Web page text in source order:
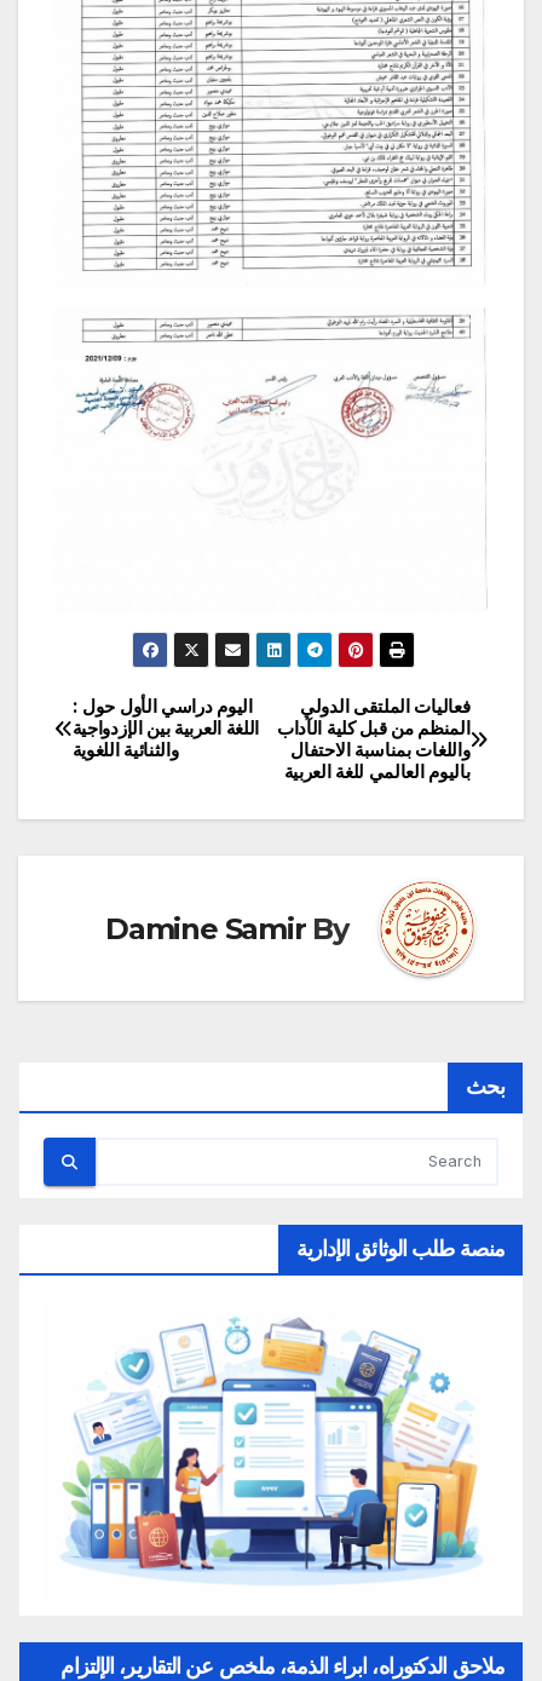
تصفّح
المقالات
اليوم دراسي الأول حول :
اللغة العربية بين الإزدواجية
والثنائية اللغوية
فعاليات الملتقى الدولي
المنظم من قبل كلية الآداب
واللغات بمناسبة الاحتفال
باليوم العالمي للغة العربية
By
Damine Samir
بحث
منصة طلب الوثائق الإدارية
ملاحق الدكتوراه، ابراء الذمة، ملخص عن التقارير، الإلتزام